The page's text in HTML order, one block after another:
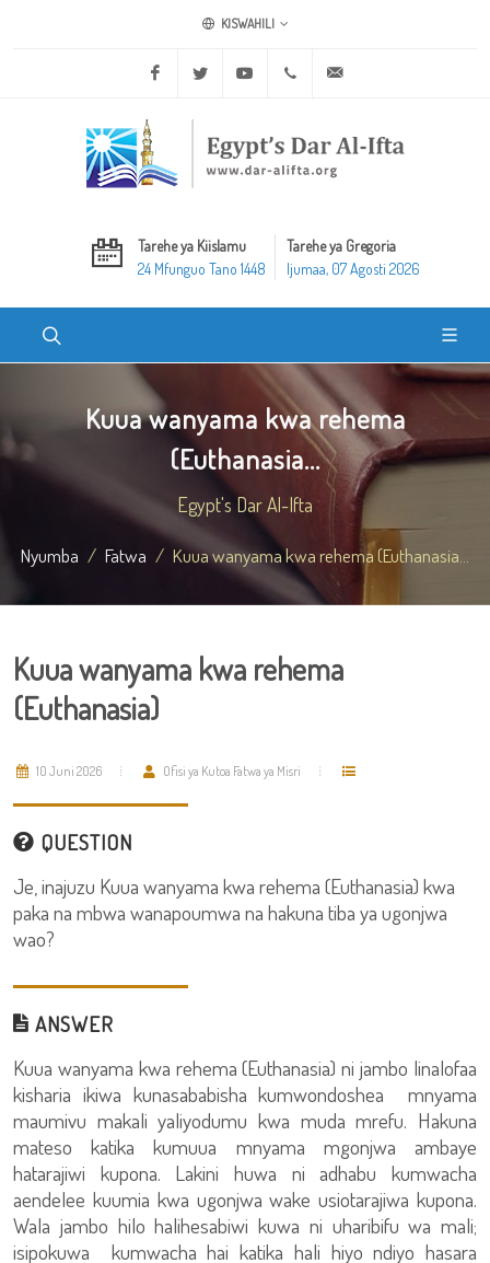
KISWAHILI
Facebook Twitter Youtube +20 2 25970400
Tarehe ya Kiislamu
24 Mfunguo Tano 1448
Tarehe ya Gregoria
Ijumaa, 07 Agosti 2026
Kuua wanyama kwa rehema
(Euthanasia...
Egypt's Dar Al-Ifta
Nyumba Fatwa Kuua wanyama kwa rehema (Euthanasia...
Kuua wanyama kwa rehema
(Euthanasia)
10 Juni 2026 Ofisi ya Kutoa Fatwa ya Misri
QUESTION
Je, inajuzu Kuua wanyama kwa rehema (Euthanasia) kwa
paka na mbwa wanapoumwa na hakuna tiba ya ugonjwa
wao?
ANSWER
Kuua wanyama kwa rehema (Euthanasia) ni jambo linalofaa
kisharia ikiwa kunasababisha kumwondoshea mnyama
maumivu makali yaliyodumu kwa muda mrefu. Hakuna
mateso katika kumuua mnyama mgonjwa ambaye
hatarajiwi kupona. Lakini huwa ni adhabu kumwacha
aendelee kuumia kwa ugonjwa wake usiotarajiwa kupona.
Wala jambo hilo halihesabiwi kuwa ni uharibifu wa mali;
isipokuwa kumwacha hai katika hali hiyo ndiyo hasara